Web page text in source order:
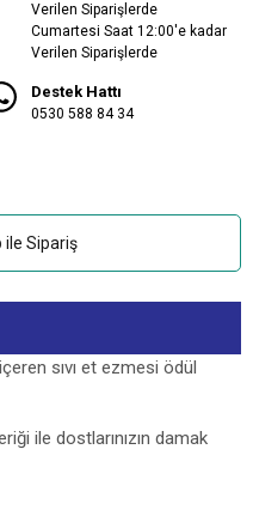
Verilen Siparişlerde
Cumartesi Saat 12:00'e kadar
Verilen Siparişlerde
Destek Hattı
0530 588 84 34
ile Sipariş
sıvı et ezmesi ödül
ile dostlarınızın damak